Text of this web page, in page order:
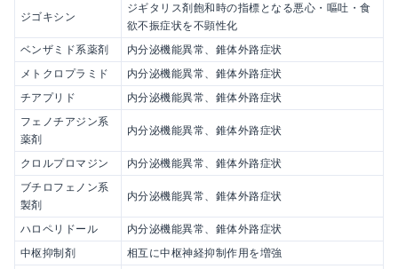
ジゴキシン
ジギタリス剤飽和時の指標となる悪心・嘔吐・食
欲不振症状を不顕性化
ベンザミド系薬剤
内分泌機能異常、錐体外路症状
メトクロプラミド
内分泌機能異常、錐体外路症状
チアプリド
内分泌機能異常、錐体外路症状
フェノチアジン系
薬剤
内分泌機能異常、錐体外路症状
クロルプロマジン
内分泌機能異常、錐体外路症状
ブチロフェノン系
製剤
内分泌機能異常、錐体外路症状
ハロペリドール
内分泌機能異常、錐体外路症状
中枢抑制剤
相互に中枢神経抑制作用を増強